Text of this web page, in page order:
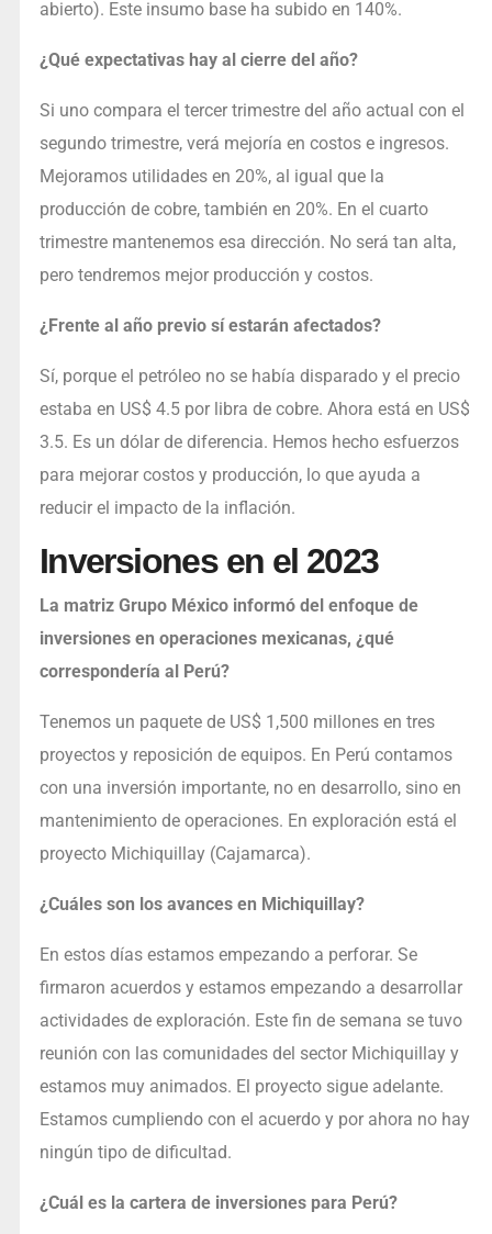
abierto). Este insumo base ha subido en 140%.
¿Qué expectativas hay al cierre del año?
Si uno compara el tercer trimestre del año actual con el
segundo trimestre, verá mejoría en costos e ingresos.
Mejoramos utilidades en 20%, al igual que la
producción de cobre, también en 20%. En el cuarto
trimestre mantenemos esa dirección. No será tan alta,
pero tendremos mejor producción y costos.
¿Frente al año previo sí estarán afectados?
Sí, porque el petróleo no se había disparado y el precio
estaba en US$ 4.5 por libra de cobre. Ahora está en US$
3.5. Es un dólar de diferencia. Hemos hecho esfuerzos
para mejorar costos y producción, lo que ayuda a
reducir el impacto de la inflación.
Inversiones en el 2023
La matriz Grupo México informó del enfoque de
inversiones en operaciones mexicanas, ¿qué
correspondería al Perú?
Tenemos un paquete de US$ 1,500 millones en tres
proyectos y reposición de equipos. En Perú contamos
con una inversión importante, no en desarrollo, sino en
mantenimiento de operaciones. En exploración está el
proyecto Michiquillay (Cajamarca).
¿Cuáles son los avances en Michiquillay?
En estos días estamos empezando a perforar. Se
firmaron acuerdos y estamos empezando a desarrollar
actividades de exploración. Este fin de semana se tuvo
reunión con las comunidades del sector Michiquillay y
estamos muy animados. El proyecto sigue adelante.
Estamos cumpliendo con el acuerdo y por ahora no hay
ningún tipo de dificultad.
¿Cuál es la cartera de inversiones para Perú?